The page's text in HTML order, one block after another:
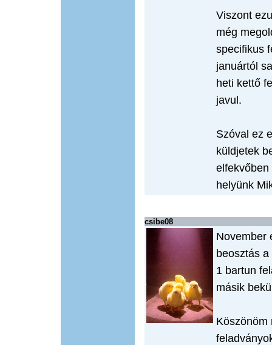
Viszont
még
specifikus
januártól
heti kettő
javul.
Szóval ez
küldjetek
helyünk
csibe08
November
beosztás
1 bartun
másik
Köszönöm